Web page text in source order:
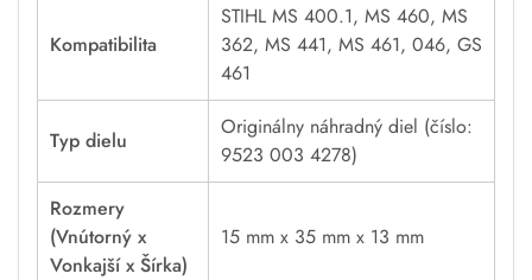
Kompatibilita
STIHL MS 400.1, MS 460, MS
362, MS 441, MS 461, 046, GS
461
Typ dielu
Originálny náhradný diel (číslo:
9523 003 4278)
Rozmery
(Vnútorný x
Vonkajší x Šírka)
15 mm x 35 mm x 13 mm